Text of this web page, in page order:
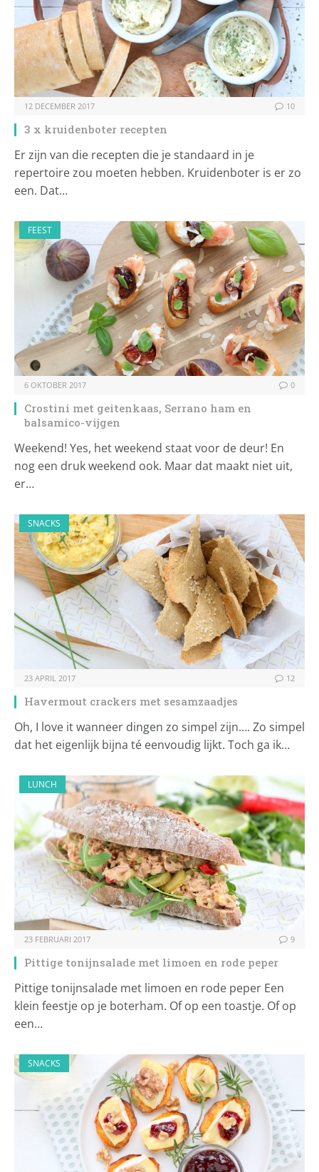
12 DECEMBER 2017 10
3 x kruidenboter recepten
Er zijn van die recepten die je standaard in je
repertoire zou moeten hebben. Kruidenboter is er zo
een. Dat…
FEEST
6 OKTOBER 2017 0
Crostini met geitenkaas, Serrano ham en
balsamico-vijgen
Weekend! Yes, het weekend staat voor de deur! En
nog een druk weekend ook. Maar dat maakt niet uit,
er…
SNACKS
23 APRIL 2017 12
Havermout crackers met sesamzaadjes
Oh, I love it wanneer dingen zo simpel zijn…. Zo simpel
dat het eigenlijk bijna té eenvoudig lijkt. Toch ga ik…
LUNCH
23 FEBRUARI 2017 9
Pittige tonijnsalade met limoen en rode peper
Pittige tonijnsalade met limoen en rode peper Een
klein feestje op je boterham. Of op een toastje. Of op
een…
SNACKS